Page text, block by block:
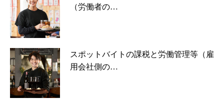
（労働者の…
スポットバイトの課税と労働管理等（雇
用会社側の…